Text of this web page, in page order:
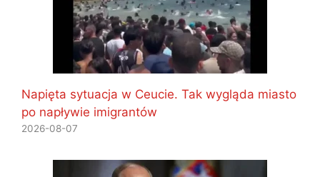
Napięta sytuacja w Ceucie. Tak wygląda miasto
po napływie imigrantów
2026-08-07